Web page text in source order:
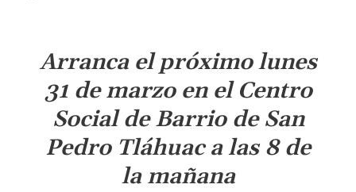
Arranca el próximo lunes
31 de marzo en el Centro
Social de Barrio de San
Pedro Tláhuac a las 8 de
la mañana